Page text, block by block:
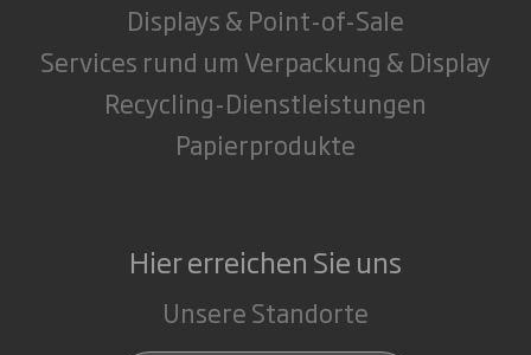
Displays & Point-of-Sale
Services rund um Verpackung & Display
Recycling-Dienstleistungen
Papierprodukte
Hier erreichen Sie uns
Unsere Standorte